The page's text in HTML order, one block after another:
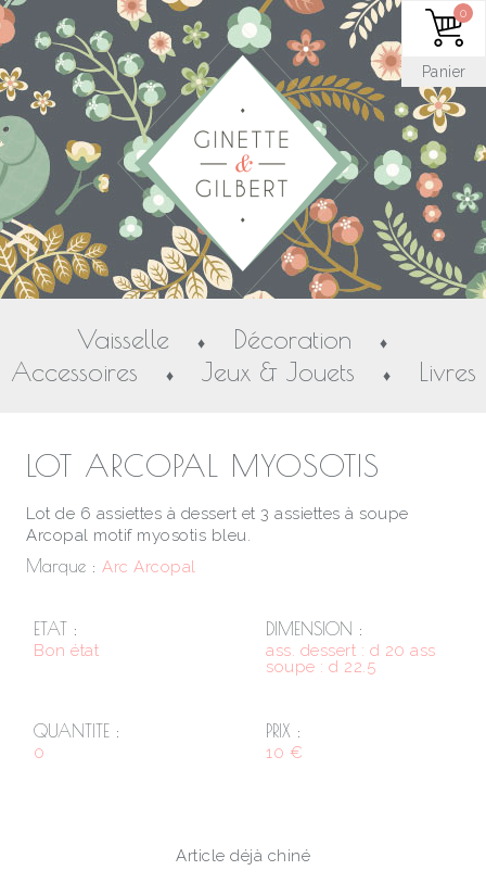
Vaisselle ♦ Décoration ♦
Accessoires ♦ Jeux & Jouets ♦ Livres
LOT ARCOPAL MYOSOTIS
Lot de 6 assiettes à dessert et 3 assiettes à soupe
Arcopal motif myosotis bleu.
Marque : Arc Arcopal
ETAT :
Bon état
DIMENSION :
ass. dessert : d 20 ass
soupe : d 22.5
QUANTITE :
0
PRIX :
10 €
Article déjà chiné
Panier
0